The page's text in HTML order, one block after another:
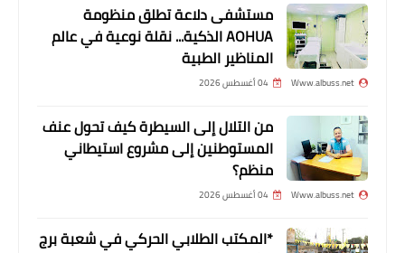
أخبار فلسطين
الأونروا؟
مستشفى دلاعة تطلق منظومة
AOHUA الذكية... نقلة نوعية في عالم
المناظير الطبية
Www.albuss.net 04 أغسطس 2026
من التلال إلى السيطرة كيف تحول عنف
المستوطنين إلى مشروع استيطاني
منظم؟
Www.albuss.net 04 أغسطس 2026
*المكتب الطلابي الحركي في شعبة برج